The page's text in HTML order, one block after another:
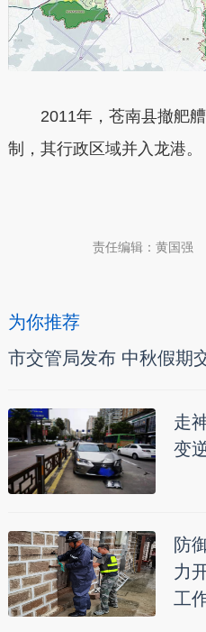
2011年，苍南县撤舥艚
制，其行政区域并入龙港。
责任编辑：黄国强
为你推荐
市交管局发布 中秋假期
走
变
防
力
工